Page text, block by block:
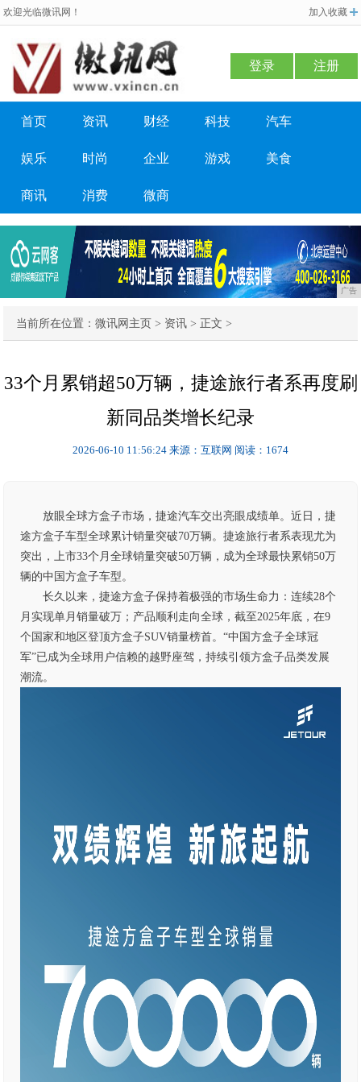
欢迎光临微讯网！ 加入收藏
登录 注册
首页 资讯 财经 科技 汽车
娱乐 时尚 企业 游戏 美食
商讯 消费 微商
广告
当前所在位置：微讯网主页 > 资讯 > 正文 >
33个月累销超50万辆，捷途旅行者系再度刷
新同品类增长纪录
2026-06-10 11:56:24 来源：互联网 阅读：1674
放眼全球方盒子市场，捷途汽车交出亮眼成绩单。近日，捷
途方盒子车型全球累计销量突破70万辆。捷途旅行者系表现尤为
突出，上市33个月全球销量突破50万辆，成为全球最快累销50万
辆的中国方盒子车型。
长久以来，捷途方盒子保持着极强的市场生命力：连续28个
月实现单月销量破万；产品顺利走向全球，截至2025年底，在9
个国家和地区登顶方盒子SUV销量榜首。“中国方盒子全球冠
军”已成为全球用户信赖的越野座驾，持续引领方盒子品类发展
潮流。